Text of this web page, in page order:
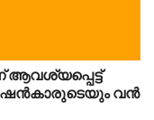
വൻ